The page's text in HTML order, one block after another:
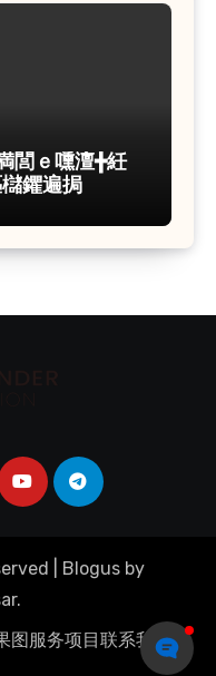
閭ｅ嚑澶╋紝
鑺遍挶
Blogus by
.
图服务项目联系我们